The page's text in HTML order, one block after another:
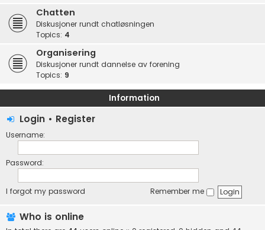
Chatten
Diskusjoner rundt chatløsningen
Topics: 4
Organisering
Diskusjoner rundt dannelse av forening
Topics: 9
Information
Login • Register
Username:
Password:
I forgot my password Remember me
Who is online